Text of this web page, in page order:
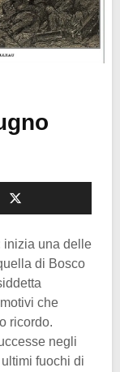
inizia una delle
di Bosco
che
ricordo.
negli
fuochi di